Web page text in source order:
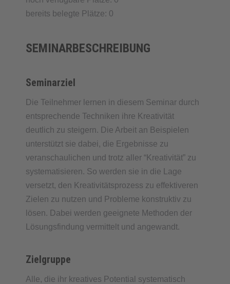
bereits belegte Plätze: 0
SEMINARBESCHREIBUNG
Seminarziel
Die Teilnehmer lernen in diesem Seminar durch
entsprechende Techniken ihre Kreativität
deutlich zu steigern. Die Arbeit an Beispielen
unterstützt sie dabei, die Ergebnisse zu
veranschaulichen und trotz aller “Kreativität” zu
systematisieren. So werden sie in die Lage
versetzt, den Kreativitätsprozess zu effektiveren
Zielen zu nutzen und Probleme konstruktiv zu
lösen. Dabei werden geeignete Methoden der
Lösungsfindung vermittelt und angewandt.
Zielgruppe
Alle, die ihr kreatives Potential systematisch